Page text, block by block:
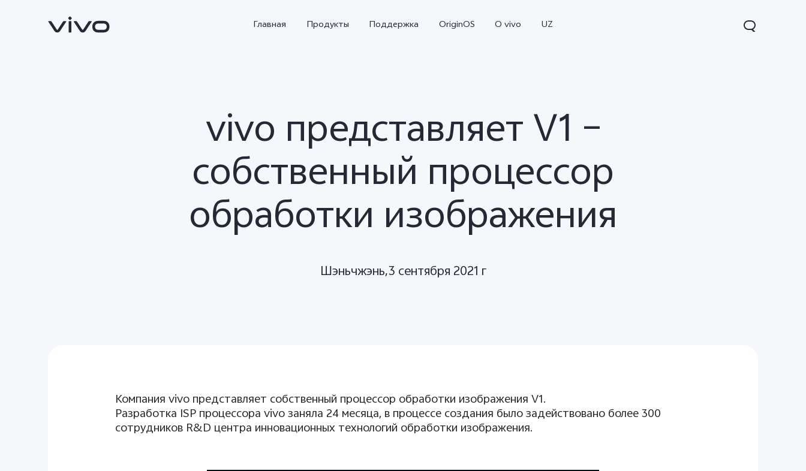
Главная Продукты Поддержка OriginOS O vivo UZ
X300Pro Новинка Новинка
vivo представляет V1 –
собственный процессор
обработки изображения
Шэньчжэнь,3 сентября 2021 г
Компанияvivoпредставляет собственный процессор обработки изображенияV1.
Разработка ISPпроцессораvivoзаняла 24 месяца, в процессе создания было задействовано более 300
сотрудников R&D центра инновационных технологий обработки изображения.